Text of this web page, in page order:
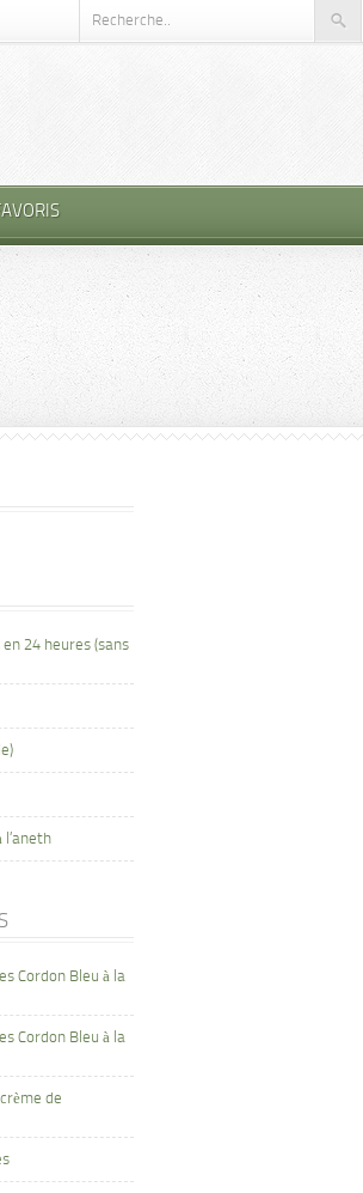
24 heures (sans
l’aneth
Cordon Bleu à la
Cordon Bleu à la
de